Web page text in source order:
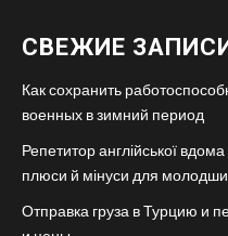
СВЕЖИЕ ЗАПИСИ
Как сохранить
военных в зимний период
Репетитор англійської
плюси й мінуси для
Отправка груза в Турцию и